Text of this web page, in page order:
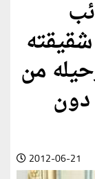
من
2012-06-21